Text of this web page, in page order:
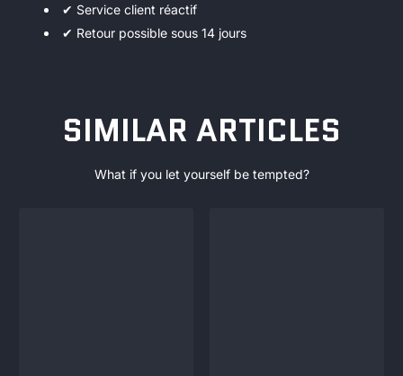
✔ Service client réactif
✔ Retour possible sous 14 jours
SIMILAR ARTICLES
What if you let yourself be tempted?